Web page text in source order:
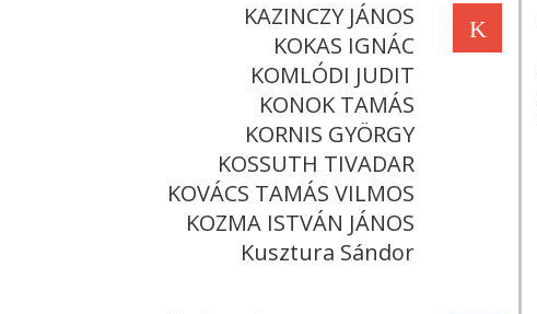
K
KAZINCZY JÁNOS
KOKAS IGNÁC
KOMLÓDI JUDIT
KONOK TAMÁS
KORNIS GYÖRGY
KOSSUTH TIVADAR
KOVÁCS TAMÁS VILMOS
KOZMA ISTVÁN JÁNOS
Kusztura Sándor